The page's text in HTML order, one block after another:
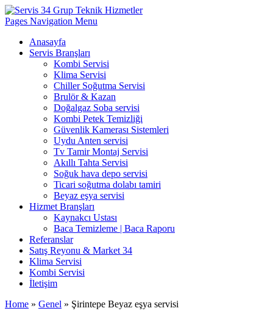
Pages Navigation Menu
Anasayfa
Servis Branşları
Kombi Servisi
Klima Servisi
Chiller Soğutma Servisi
Brulör & Kazan
Doğalgaz Soba servisi
Kombi Petek Temizliği
Güvenlik Kamerası Sistemleri
Uydu Anten servisi
Tv Tamir Montaj Servisi
Akıllı Tahta Servisi
Soğuk hava depo servisi
Ticari soğutma dolabı tamiri
Beyaz eşya servisi
Hizmet Branşları
Kaynakcı Ustası
Baca Temizleme | Baca Raporu
Referanslar
Satış Reyonu & Market 34
Klima Servisi
Kombi Servisi
İletişim
Home » Genel » Şirintepe Beyaz eşya servisi